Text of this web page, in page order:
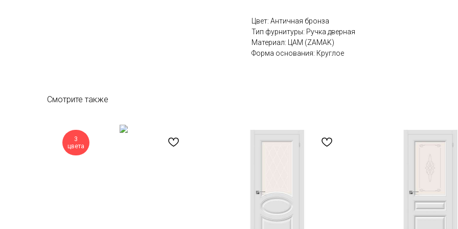
Цвет: Античная бронза
Тип фурнитуры: Ручка дверная
Материал: ЦАМ (ZAMAK)
Форма основания: Круглое
Смотрите также
3
цвета